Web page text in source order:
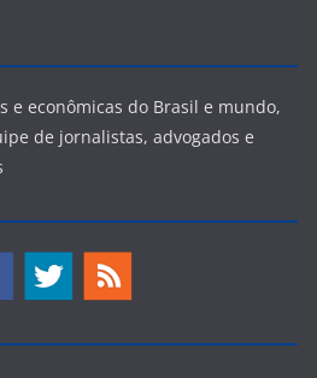
e econômicas do Brasil e mundo,
de jornalistas, advogados e